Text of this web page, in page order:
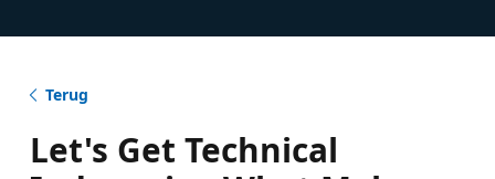
Terug
Let's Get Technical